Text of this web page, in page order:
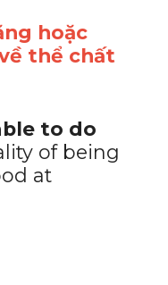
hoặc
thể chất
to do
of being
at